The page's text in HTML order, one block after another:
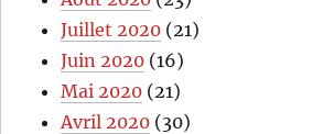
Juillet 2020 (21)
Juin 2020 (16)
Mai 2020 (21)
Avril 2020 (30)